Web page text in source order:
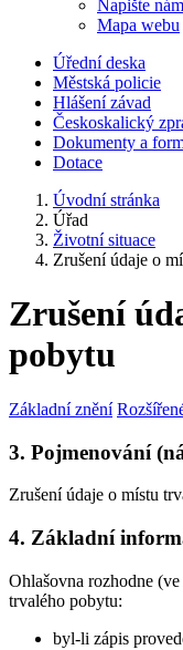
Napište nám
Mapa webu
Úřední deska
Městská policie
Hlášení závad
Českoskalický
Dokumenty a
Dotace
Úvodní stránka
Úřad
Životní situace
Zrušení údaje o
Zrušení
pobytu
Základní znění
3. Pojmenování
Zrušení údaje o místu
4. Základní
Ohlašovna rozhodne
trvalého pobytu:
byl-li zápis